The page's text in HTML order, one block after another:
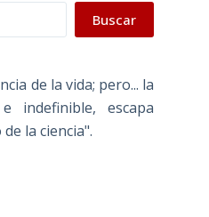
Buscar
de la vida; pero... la
indefinible, escapa
la ciencia".